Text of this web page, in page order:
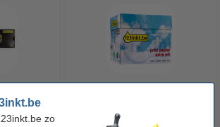
zo
MN1500
24 stuks
van 2500 vellen A4 - 80 g/m²